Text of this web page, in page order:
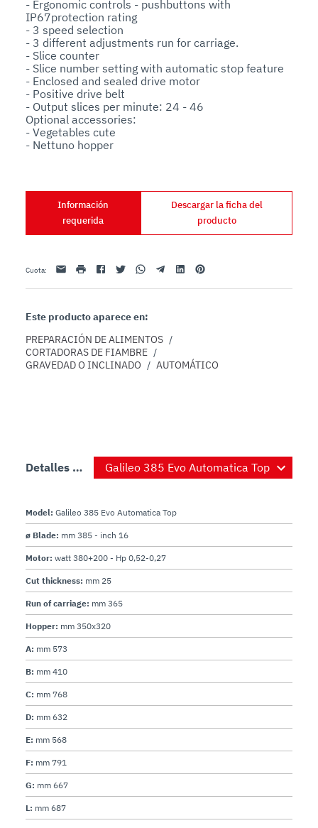
- Ergonomic controls - pushbuttons with
IP67protection rating
- 3 speed selection
- 3 different adjustments run for carriage.
- Slice counter
- Slice number setting with automatic stop feature
- Enclosed and sealed drive motor
- Positive drive belt
- Output slices per minute: 24 - 46
Optional accessories:
- Vegetables cute
- Nettuno hopper
Información
requerida
Descargar la ficha del
producto
Cuota: Email impresiónFacebookTwitterWhatsappTelegramLinkedinPinterest
Este producto aparece en:
PREPARACIÓN DE ALIMENTOS /
CORTADORAS DE FIAMBRE /
GRAVEDAD O INCLINADO / AUTOMÁTICO
Detalles de producto
Model: Galileo 385 Evo Automatica Top
ø Blade: mm 385 - inch 16
Motor: watt 380+200 - Hp 0,52-0,27
Cut thickness: mm 25
Run of carriage: mm 365
Hopper: mm 350x320
A: mm 573
B: mm 410
C: mm 768
D: mm 632
E: mm 568
F: mm 791
G: mm 667
L: mm 687